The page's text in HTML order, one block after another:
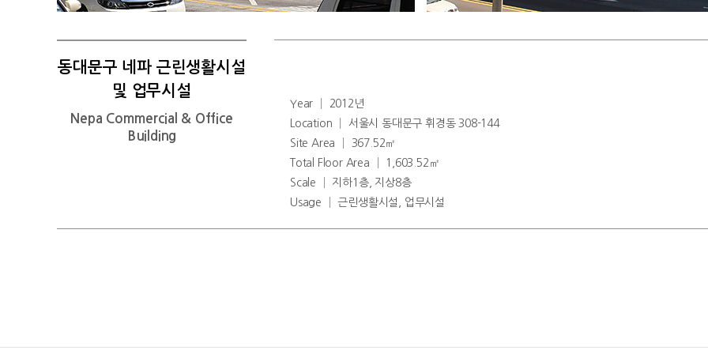
동대문구 네파 근린생활시설
및 업무시설
Nepa Commercial & Office
Building
Year │ 2012년
Location │ 서울시 동대문구 휘경동 308-144
Site Area │ 367.52㎡
Total Floor Area │ 1,603.52㎡
Scale │ 지하1층, 지상8층
Usage │ 근린생활시설, 업무시설